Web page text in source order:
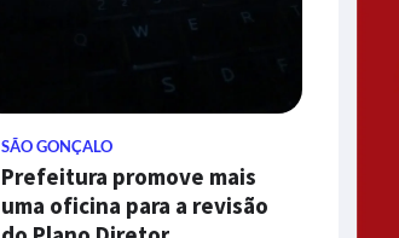
SÃO GONÇALO
Prefeitura promove mais
uma oficina para a revisão